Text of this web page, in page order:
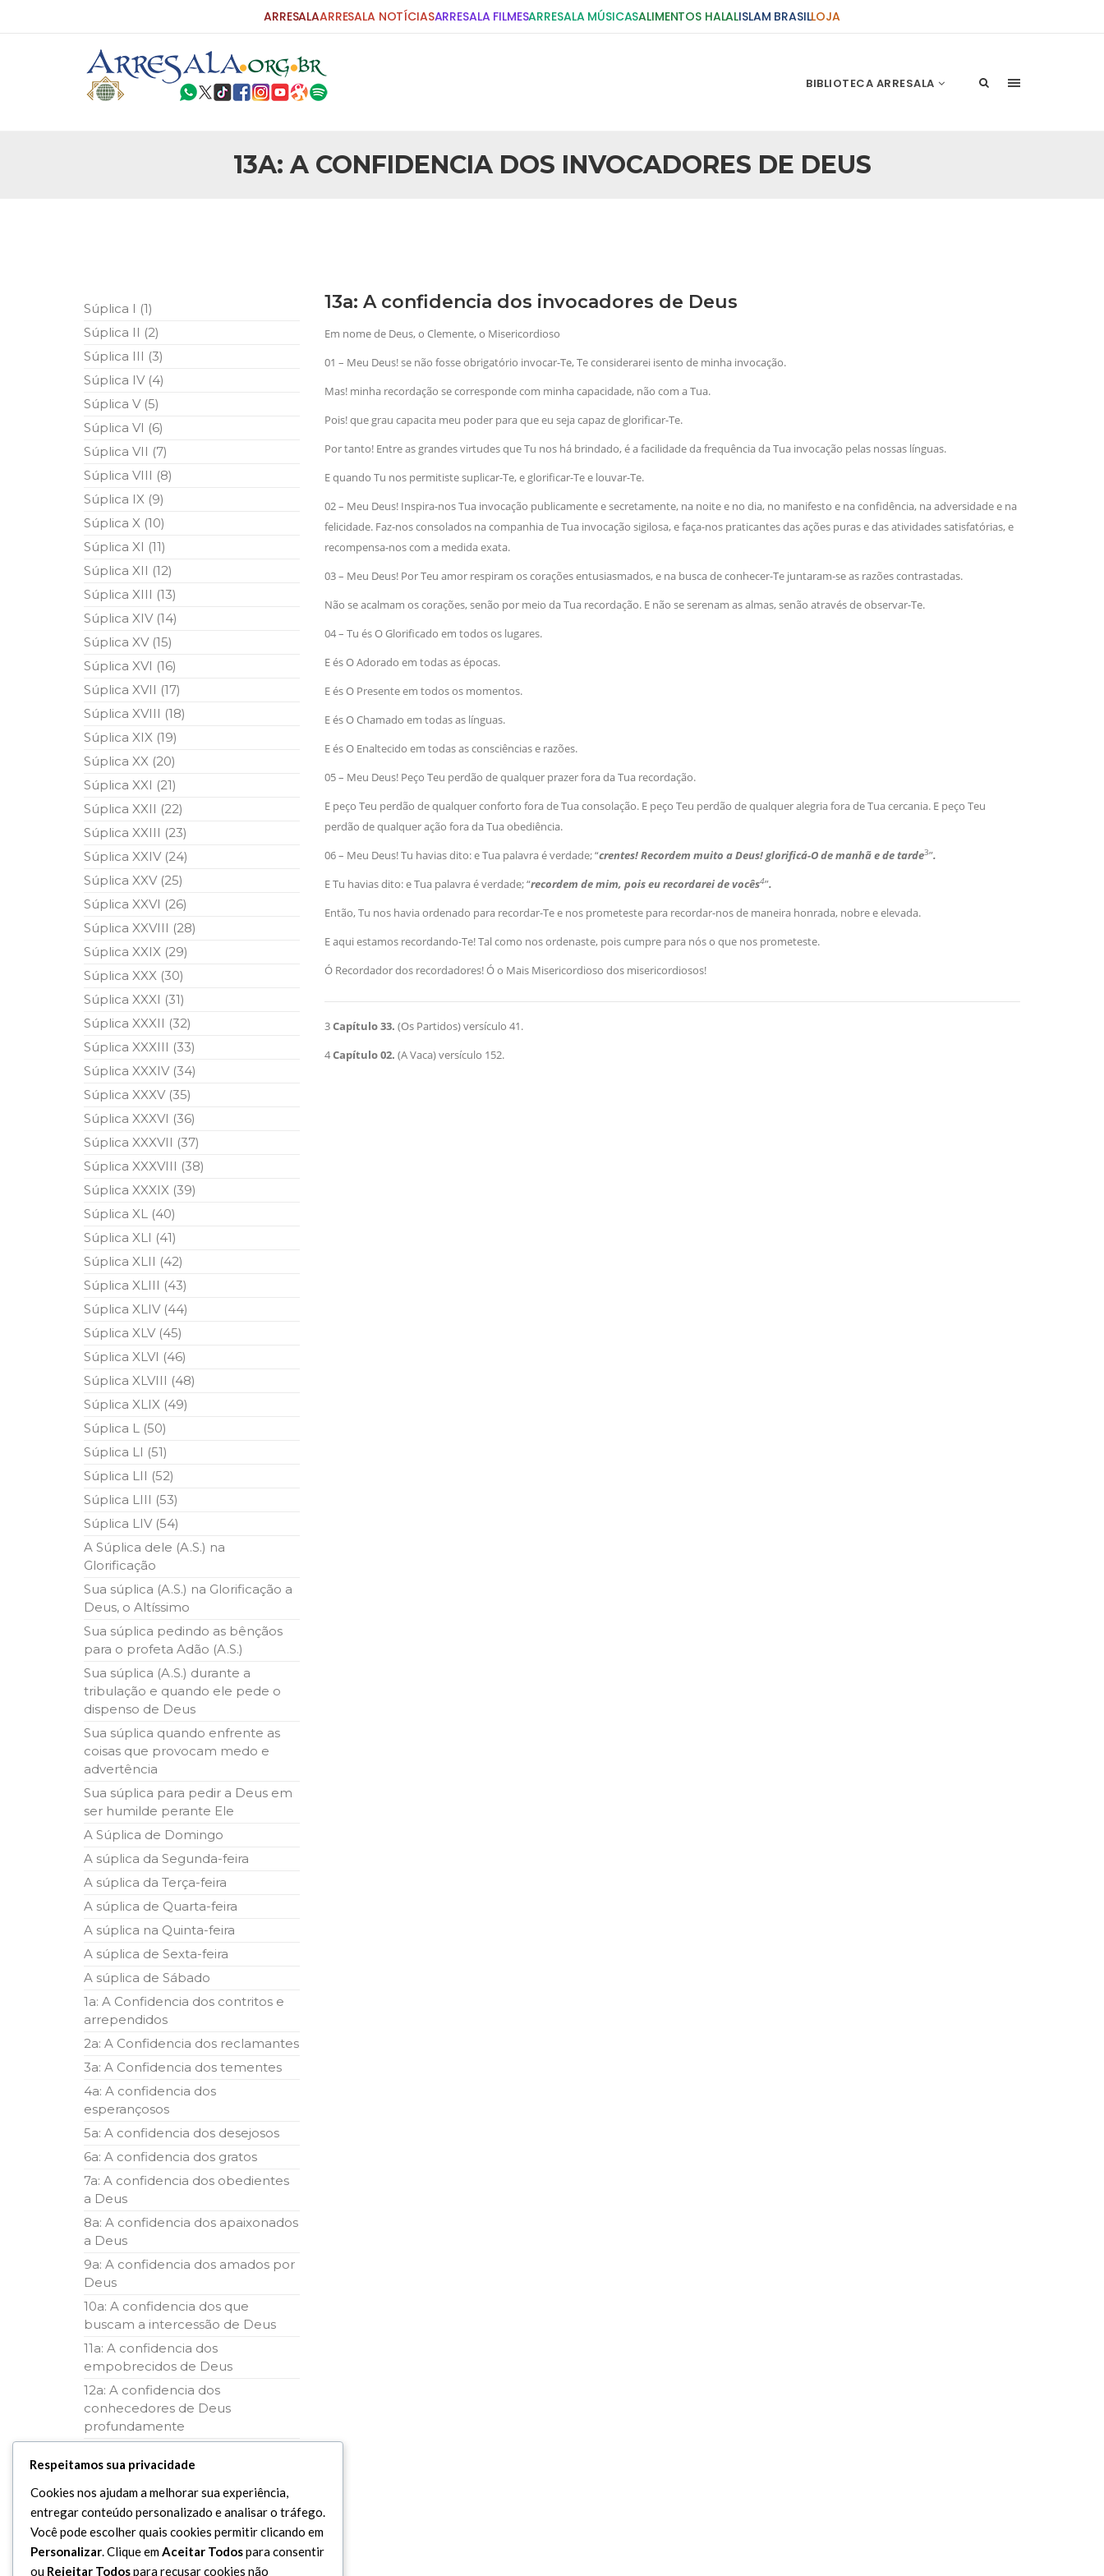
ARRESALAARRESALA NOTÍCIASARRESALA FILMESARRESALA MÚSICASALIMENTOS HALALISLAM BRASILLOJA
BIBLIOTECA ARRESALA
13A: A CONFIDENCIA DOS INVOCADORES DE DEUS
25 DE SETEMBRO DE 2010
As Sementes da Miséria e do Terror
Por: Ahmad Dallal Tradução: Ahmad Ismail Ainda aturdido pelas imagens de
morte e destruição que abalaram Nova York em 11 de setembro, o mundo parece
ter entrado numa guerra cultural e religiosa de magnitude. Mais
Ano Novo Islâmico e Início de Muharam
10 DE NOVEMBRO DE 2013
Falecimento do Imam Ali Ibn Al-Hussein (A.S.)
Em nome de Deus, o Clemente, o Misericordioso! Diante da data em que
relembramos o martírio do quarto Imam dos muçulmanos, o Imam Ali Ibn Al-
Hussein Ibn Ali Ibn Abi Táleb (A.S.), conhecido por “Zein Al-Ábidin” (Formosura
Centro Islâmico no Brasil recebe o ex-ministro das
Relações Exteriores da República Islâmica do Irã
Na noite da quinta-feira, 03 de Abril, o Centro Islâmico no Brasil recebeu em sua
do Irã, Sr. Kamal Kharrazi, que encontra-se visitando
Súplica I (1)
Súplica II (2)
Súplica III (3)
Súplica IV (4)
Súplica V (5)
Súplica VI (6)
Súplica VII (7)
Súplica VIII (8)
Súplica IX (9)
Súplica X (10)
Súplica XI (11)
Súplica XII (12)
Súplica XIII (13)
Súplica XIV (14)
Súplica XV (15)
Súplica XVI (16)
Súplica XVII (17)
Súplica XVIII (18)
Súplica XIX (19)
Súplica XX (20)
Súplica XXI (21)
Súplica XXII (22)
Súplica XXIII (23)
Súplica XXIV (24)
Súplica XXV (25)
Súplica XXVI (26)
Súplica XXVIII (28)
Súplica XXIX (29)
Súplica XXX (30)
Súplica XXXI (31)
Súplica XXXII (32)
Súplica XXXIII (33)
Súplica XXXIV (34)
Súplica XXXV (35)
Súplica XXXVI (36)
Súplica XXXVII (37)
Súplica XXXVIII (38)
Súplica XXXIX (39)
Súplica XL (40)
Súplica XLI (41)
Súplica XLII (42)
Súplica XLIII (43)
Súplica XLIV (44)
Súplica XLV (45)
Súplica XLVI (46)
Súplica XLVIII (48)
Súplica XLIX (49)
Súplica L (50)
Súplica LI (51)
Súplica LII (52)
Súplica LIII (53)
Súplica LIV (54)
A Súplica dele (A.S.) na
Glorificação
Sua súplica (A.S.) na Glorificação a
Deus, o Altíssimo
Sua súplica pedindo as bênçãos
para o profeta Adão (A.S.)
Sua súplica (A.S.) durante a
tribulação e quando ele pede o
dispenso de Deus
Sua súplica quando enfrente as
coisas que provocam medo e
advertência
Sua súplica para pedir a Deus em
ser humilde perante Ele
A Súplica de Domingo
A súplica da Segunda-feira
A súplica da Terça-feira
A súplica de Quarta-feira
A súplica na Quinta-feira
A súplica de Sexta-feira
A súplica de Sábado
1a: A Confidencia dos contritos e
arrependidos
2a: A Confidencia dos reclamantes
3a: A Confidencia dos tementes
4a: A confidencia dos
esperançosos
5a: A confidencia dos desejosos
6a: A confidencia dos gratos
7a: A confidencia dos obedientes
a Deus
8a: A confidencia dos apaixonados
a Deus
9a: A confidencia dos amados por
Deus
10a: A confidencia dos que
buscam a intercessão de Deus
11a: A confidencia dos
empobrecidos de Deus
12a: A confidencia dos
conhecedores de Deus
profundamente
de Deus
14a: A confidencia dos fortalecidos
em Deus
15a: A confidencia dos
desapegados
13a: A confidencia dos invocadores de Deus
Em nome de Deus, o Clemente, o Misericordioso
01 – Meu Deus! se não fosse obrigatório invocar-Te, Te considerarei isento de minha invocação.
Mas! minha recordação se corresponde com minha capacidade, não com a Tua.
Pois! que grau capacita meu poder para que eu seja capaz de glorificar-Te.
Por tanto! Entre as grandes virtudes que Tu nos há brindado, é a facilidade da frequência da Tua invocação pelas nossas línguas.
E quando Tu nos permitiste suplicar-Te, e glorificar-Te e louvar-Te.
02 – Meu Deus! Inspira-nos Tua invocação publicamente e secretamente, na noite e no dia, no manifesto e na confidência, na adversidade e na
felicidade. Faz-nos consolados na companhia de Tua invocação sigilosa, e faça-nos praticantes das ações puras e das atividades satisfatórias, e
recompensa-noscom a medida exata.
03 – Meu Deus! Por Teu amor respiram os corações entusiasmados, e na busca de conhecer-Te juntaram-se as razões contrastadas.
Não se acalmam os corações, senão por meio da Tua recordação. E não se serenam as almas, senão através de observar-Te.
04 – Tu és O Glorificado em todos os lugares.
E és O Adorado em todas as épocas.
E és O Presente em todos os momentos.
E és O Chamado em todas as línguas.
E és O Enaltecido em todas as consciências e razões.
05 – Meu Deus! Peço Teu perdão de qualquer prazer fora da Tua recordação.
E peço Teu perdão de qualquer conforto fora de Tua consolação. E peço Teu perdão de qualquer alegria fora de Tua cercania. E peço Teu
perdão de qualquer ação fora da Tua obediência.
06 – Meu Deus! Tu havias dito: e Tua palavra é verdade; “crentes! Recordem muito a Deus! glorificá-O de manhã e de tarde3”.
E Tu havias dito: e Tua palavra é verdade; “recordem de mim, pois eu recordarei de vocês4”.
Então, Tu nos havia ordenado para recordar-Te e nos prometeste para recordar-nos de maneira honrada, nobre e elevada.
E aqui estamos recordando-Te! Tal como nos ordenaste, pois cumpre para nós o que nos prometeste.
Ó Recordador dos recordadores! Ó o Mais Misericordioso dos misericordiosos!
3Capítulo 33. (Os Partidos) versículo 41.
4Capítulo 02. (A Vaca) versículo 152.
Respeitamos sua privacidade
Cookies nos ajudam a melhorar sua experiência,
entregar conteúdo personalizado e analisar o tráfego.
Você pode escolher quais cookies permitir clicando em
Personalizar. Clique emAceitar Todospara consentir
ou Rejeitar Todospara recusar cookies não